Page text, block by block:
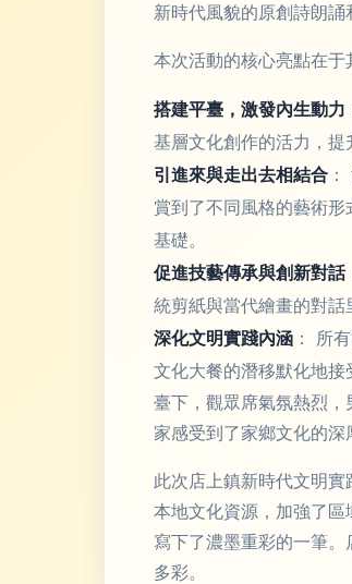
新時代風貌的原創詩朗
本次活動的核心亮點在于
搭建平臺，激發內生動力
基層文化創作的活力，提
引進來與走出去相結合
賞到了不同風格的藝術
基礎。
促進技藝傳承與創新對話
統剪紙與當代繪畫的對話
深化文明實踐內涵 ： 所
文化大餐的潛移默化地接
臺下，觀眾席氣氛熱烈
家感受到了家鄉文化的深
此次店上鎮新時代文明
本地文化資源，加強了
寫下了濃墨重彩的一筆
多彩。